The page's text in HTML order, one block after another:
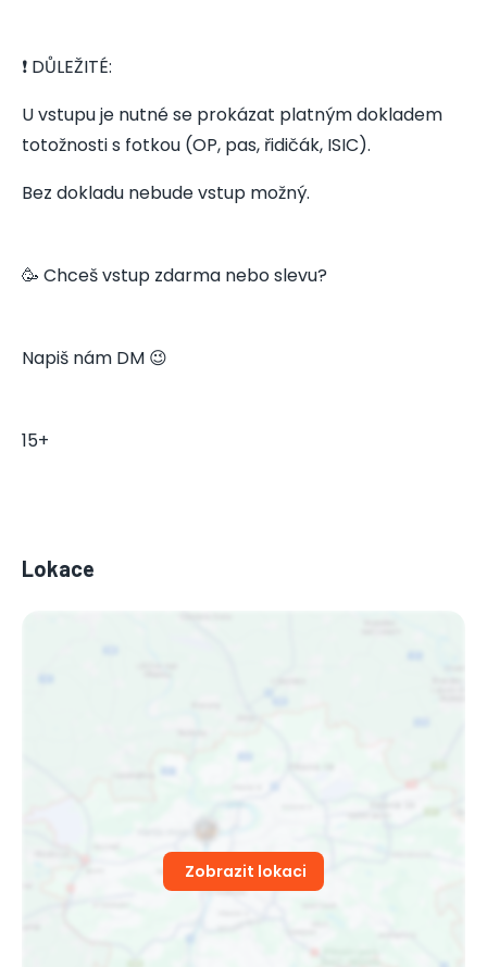
❗ DŮLEŽITÉ:
U vstupu je nutné se prokázat platným dokladem
totožnosti s fotkou (OP, pas, řidičák, ISIC).
Bez dokladu nebude vstup možný.
🥳 Chceš vstup zdarma nebo slevu?
Napiš nám DM 😉
15+
Lokace
Zobrazit lokaci